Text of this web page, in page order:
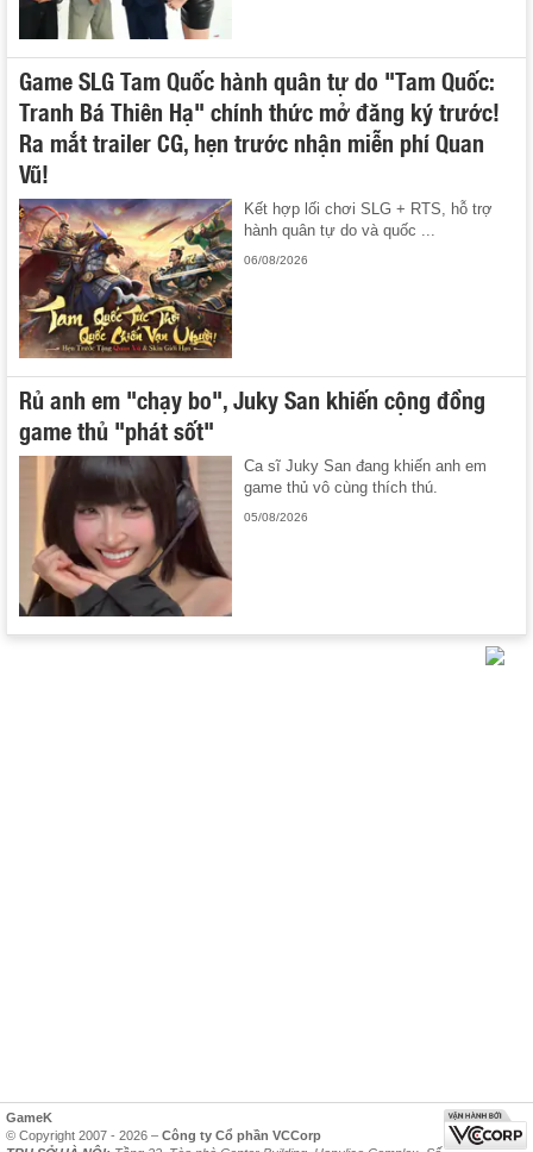
Game SLG Tam Quốc hành quân tự do "Tam Quốc:
Tranh Bá Thiên Hạ" chính thức mở đăng ký trước!
Ra mắt trailer CG, hẹn trước nhận miễn phí Quan
Vũ!
Kết hợp lối chơi SLG + RTS, hỗ trợ
hành quân tự do và quốc ...
06/08/2026
Rủ anh em "chạy bo", Juky San khiến cộng đồng
game thủ "phát sốt"
Ca sĩ Juky San đang khiến anh em
game thủ vô cùng thích thú.
05/08/2026
GameK
© Copyright 2007 - 2026 – Công ty Cổ phần VCCorp